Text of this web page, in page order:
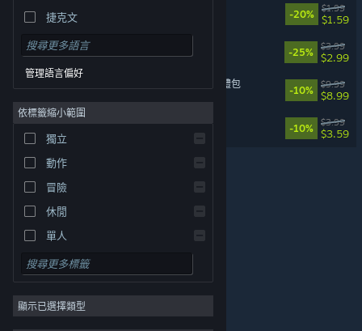
© Valve Corporation. 版權所有。所有商標皆為個別所有
權人在美國與其它國家（地區）之財產。隱私權政策|
法律聲明|輔助功能|Steam 訂戶協議|退款|
Cookie
捷克文
丹麥文
德文
英文
西班牙文 - 西班牙
西班牙文 - 拉丁美洲
希臘文
管理語言偏好
依標籤縮小範圍
獨立
動作
冒險
休閒
單人
模擬
角色扮演
策略
顯示已選擇類型
-20%
$1.99
$1.59
-25%
$3.99
$2.99
吸吸彈彈大亂鬥 - 基礎裝扮禮包
-10%
$9.99
$8.99
綠色榮耀裝扮禮包
-10%
$3.99
$3.59